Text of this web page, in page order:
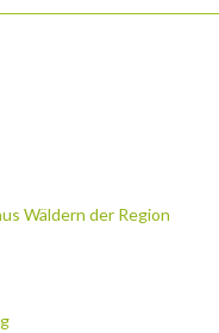
Wäldern der Region